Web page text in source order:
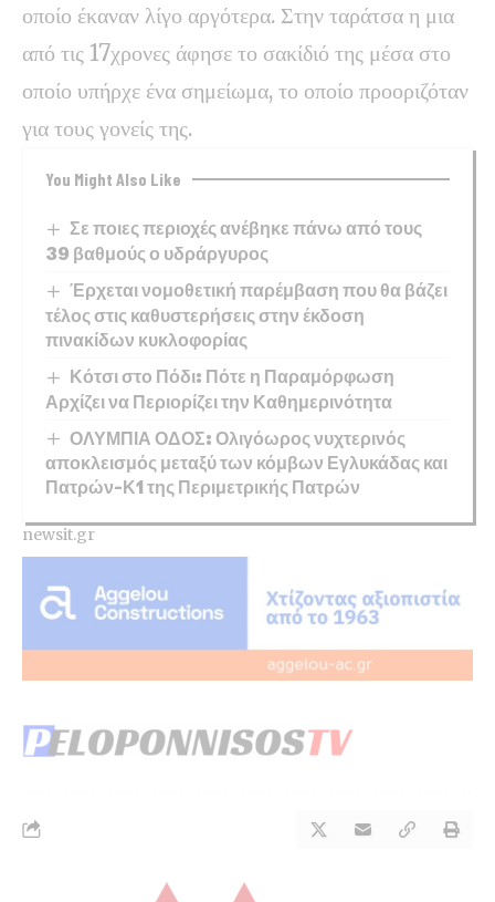
οποίο έκαναν λίγο αργότερα. Στην ταράτσα η μια
από τις 17χρονες άφησε το σακίδιό της μέσα στο
οποίο υπήρχε ένα σημείωμα, το οποίο προοριζόταν
για τους γονείς της.
You Might Also Like
Σε ποιες περιοχές ανέβηκε πάνω από τους
39 βαθμούς ο υδράργυρος
Έρχεται νομοθετική παρέμβαση που θα βάζει
τέλος στις καθυστερήσεις στην έκδοση
πινακίδων κυκλοφορίας
Κότσι στο Πόδι: Πότε η Παραμόρφωση
Αρχίζει να Περιορίζει την Καθημερινότητα
ΟΛΥΜΠΙΑ ΟΔΟΣ: Ολιγόωρος νυχτερινός
αποκλεισμός μεταξύ των κόμβων Εγλυκάδας και
Πατρών-Κ1 της Περιμετρικής Πατρών
newsit.gr